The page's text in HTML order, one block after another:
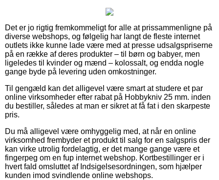
Det er jo rigtig fremkommeligt for alle at prissammenligne på
diverse webshops, og følgelig har langt de fleste internet
outlets ikke kunne lade være med at presse udsalgspriserne
på en række af deres produkter – til børn og babyer, men
ligeledes til kvinder og mænd – kolossalt, og endda nogle
gange byde på levering uden omkostninger.
Til gengæld kan det alligevel være smart at studere et par
online virksomheder efter rabat på Hobbykniv 25 mm. inden
du bestiller, således at man er sikret at få fat i den skarpeste
pris.
Du må alligevel være omhyggelig med, at når en online
virksomhed frembyder et produkt til salg for en salgspris der
kan virke utrolig fordelagtig, er det mange gange være et
fingerpeg om en fup internet webshop. Kortbestillinger er i
hvert fald omsluttet af Indsigelsesordningen, som hjælper
kunden imod svindlende online webshops.